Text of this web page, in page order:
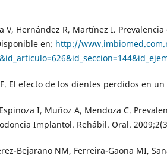
V, Hernández R, Martínez I.
en: http://
El efecto de los dientes perdidos en
I, Muñoz A, Mendoza C.
Implantol. Rehábil. Oral.
Bejarano NM, Ferreira-Gaona MI,